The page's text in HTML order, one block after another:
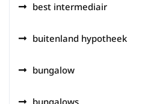
best intermediair
buitenland hypotheek
bungalow